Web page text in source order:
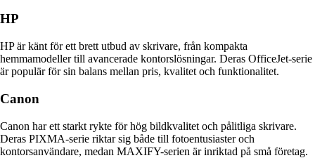
HP
HP är känt för ett brett utbud av skrivare, från kompakta
hemmamodeller till avancerade kontorslösningar. Deras OfficeJet-serie
är populär för sin balans mellan pris, kvalitet och funktionalitet.
Canon
Canon har ett starkt rykte för hög bildkvalitet och pålitliga skrivare.
Deras PIXMA-serie riktar sig både till fotoentusiaster och
kontorsanvändare, medan MAXIFY-serien är inriktad på små företag.